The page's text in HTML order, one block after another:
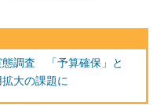
態調査 「予算確保」と
拡大の課題に